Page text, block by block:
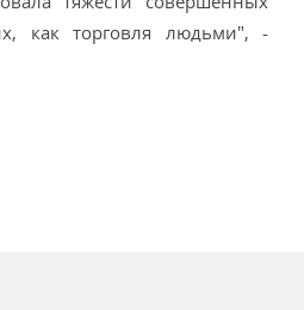
как торговля людьми", -